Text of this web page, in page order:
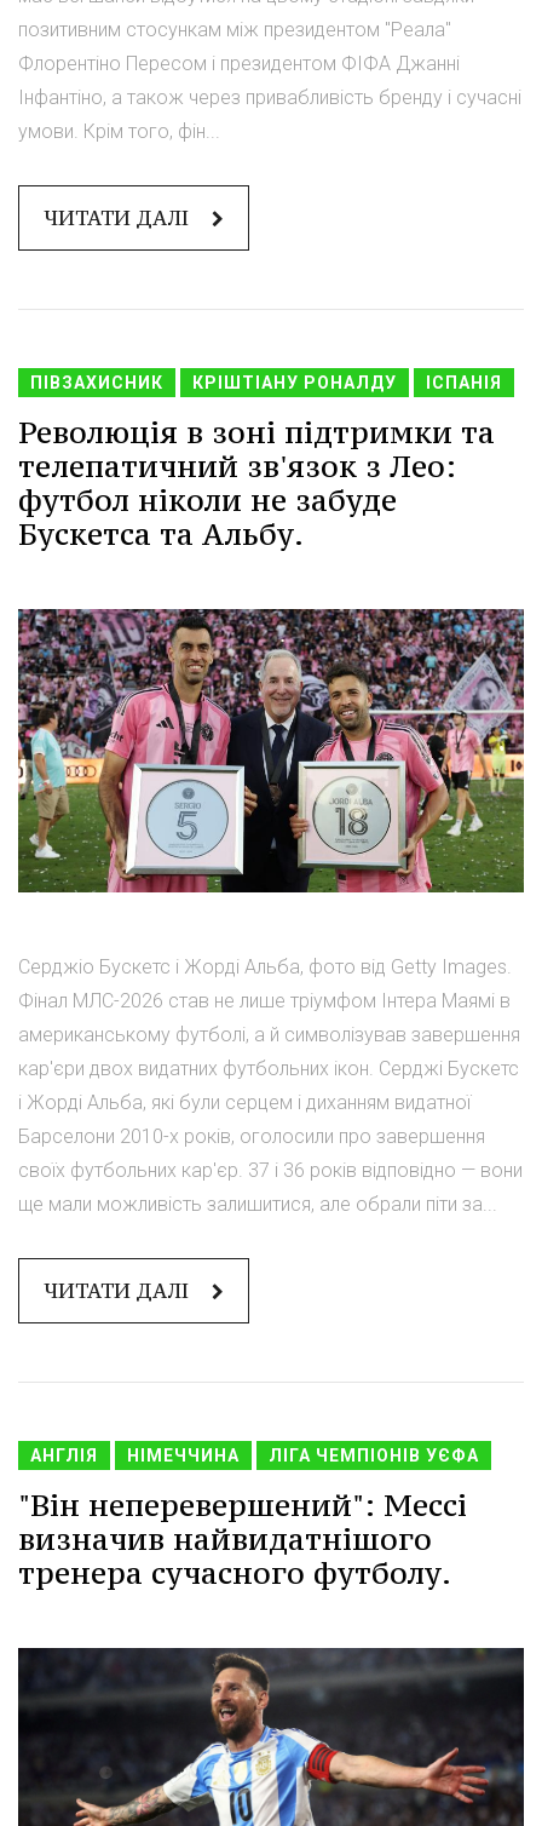
позитивним стосункам між президентом "Реала"
Флорентіно Пересом і президентом ФІФА Джанні
Інфантіно, а також через привабливість бренду і сучасні
умови. Крім того, фін...
ЧИТАТИ ДАЛІ
ПІВЗАХИСНИК КРІШТІАНУ РОНАЛДУ ІСПАНІЯ
Революція в зоні підтримки та
телепатичний зв'язок з Лео:
футбол ніколи не забуде
Бускетса та Альбу.
Серджіо Бускетс і Жорді Альба, фото від Getty Images.
Фінал МЛС-2026 став не лише тріумфом Інтера Маямі в
американському футболі, а й символізував завершення
кар'єри двох видатних футбольних ікон. Серджі Бускетс
і Жорді Альба, які були серцем і диханням видатної
Барселони 2010-х років, оголосили про завершення
своїх футбольних кар'єр. 37 і 36 років відповідно — вони
ще мали можливість залишитися, але обрали піти за...
ЧИТАТИ ДАЛІ
АНГЛІЯ НІМЕЧЧИНА ЛІГА ЧЕМПІОНІВ УЄФА
"Він неперевершений": Мессі
визначив найвидатнішого
тренера сучасного футболу.